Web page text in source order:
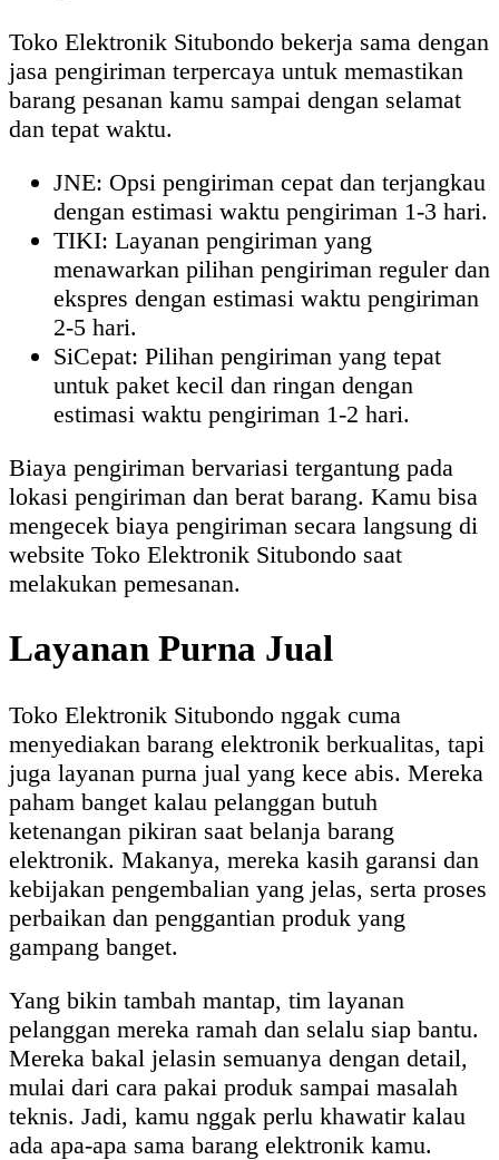
Toko Elektronik Situbondo bekerja sama dengan
jasa pengiriman terpercaya untuk memastikan
barang pesanan kamu sampai dengan selamat
dan tepat waktu.
JNE: Opsi pengiriman cepat dan terjangkau
dengan estimasi waktu pengiriman 1-3 hari.
TIKI: Layanan pengiriman yang
menawarkan pilihan pengiriman reguler dan
ekspres dengan estimasi waktu pengiriman
2-5 hari.
SiCepat: Pilihan pengiriman yang tepat
untuk paket kecil dan ringan dengan
estimasi waktu pengiriman 1-2 hari.
Biaya pengiriman bervariasi tergantung pada
lokasi pengiriman dan berat barang. Kamu bisa
mengecek biaya pengiriman secara langsung di
website Toko Elektronik Situbondo saat
melakukan pemesanan.
Layanan Purna Jual
Toko Elektronik Situbondo nggak cuma
menyediakan barang elektronik berkualitas, tapi
juga layanan purna jual yang kece abis. Mereka
paham banget kalau pelanggan butuh
ketenangan pikiran saat belanja barang
elektronik. Makanya, mereka kasih garansi dan
kebijakan pengembalian yang jelas, serta proses
perbaikan dan penggantian produk yang
gampang banget.
Yang bikin tambah mantap, tim layanan
pelanggan mereka ramah dan selalu siap bantu.
Mereka bakal jelasin semuanya dengan detail,
mulai dari cara pakai produk sampai masalah
teknis. Jadi, kamu nggak perlu khawatir kalau
ada apa-apa sama barang elektronik kamu.